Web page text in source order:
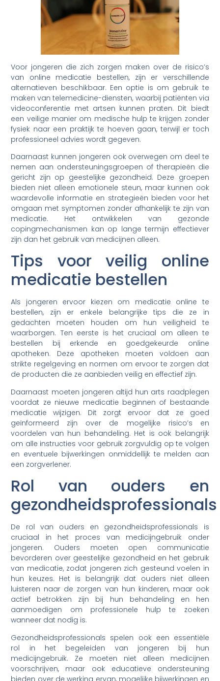
Voor jongeren die zich zorgen maken over de risico’s
van online medicatie bestellen, zijn er verschillende
alternatieven beschikbaar. Een optie is om gebruik te
maken van telemedicine-diensten, waarbij patiënten via
videoconferentie met artsen kunnen praten. Dit biedt
een veilige manier om medische hulp te krijgen zonder
fysiek naar een praktijk te hoeven gaan, terwijl er toch
professioneel advies wordt gegeven.
Daarnaast kunnen jongeren ook overwegen om deel te
nemen aan ondersteuningsgroepen of therapieën die
gericht zijn op geestelijke gezondheid. Deze groepen
bieden niet alleen emotionele steun, maar kunnen ook
waardevolle informatie en strategieën bieden voor het
omgaan met symptomen zonder afhankelijk te zijn van
medicatie. Het ontwikkelen van gezonde
copingmechanismen kan op lange termijn effectiever
zijn dan het gebruik van medicijnen alleen.
Tips voor veilig online
medicatie bestellen
Als jongeren ervoor kiezen om medicatie online te
bestellen, zijn er enkele belangrijke tips die ze in
gedachten moeten houden om hun veiligheid te
waarborgen. Ten eerste is het cruciaal om alleen te
bestellen bij erkende en goedgekeurde online
apotheken. Deze apotheken moeten voldoen aan
strikte regelgeving en normen om ervoor te zorgen dat
de producten die ze aanbieden veilig en effectief zijn.
Daarnaast moeten jongeren altijd hun arts raadplegen
voordat ze nieuwe medicatie beginnen of bestaande
medicatie wijzigen. Dit zorgt ervoor dat ze goed
geïnformeerd zijn over de mogelijke risico’s en
voordelen van hun behandeling. Het is ook belangrijk
om alle instructies voor gebruik zorgvuldig op te volgen
en eventuele bijwerkingen onmiddellijk te melden aan
een zorgverlener.
Rol van ouders en
gezondheidsprofessionals
De rol van ouders en gezondheidsprofessionals is
cruciaal in het proces van medicijngebruik onder
jongeren. Ouders moeten open communicatie
bevorderen over geestelijke gezondheid en het gebruik
van medicatie, zodat jongeren zich gesteund voelen in
hun keuzes. Het is belangrijk dat ouders niet alleen
luisteren naar de zorgen van hun kinderen, maar ook
actief betrokken zijn bij hun behandeling en hen
aanmoedigen om professionele hulp te zoeken
wanneer dat nodig is.
Gezondheidsprofessionals spelen ook een essentiële
rol in het begeleiden van jongeren bij hun
medicijngebruik. Ze moeten niet alleen medicijnen
voorschrijven, maar ook educatieve ondersteuning
bieden over de werking ervan, mogelijke bijwerkingen en